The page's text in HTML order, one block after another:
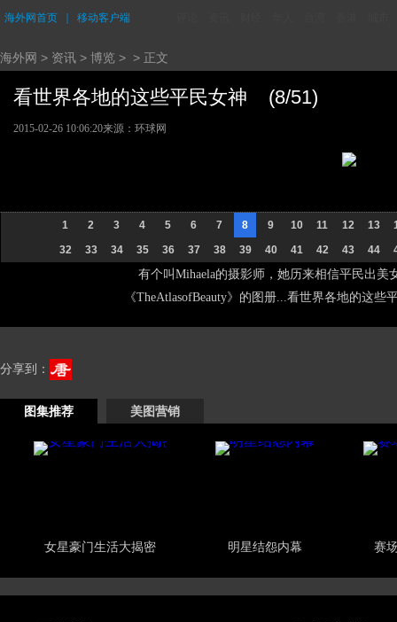
海外网首页 移动客户端
海外网 > 资讯 > 博览 > > 正文
看世界各地的这些平民女神 (8/51)
2015-02-26 10:06:20来源：环球网
1 2 3 4 5 6 7 8 9 10 11 12 13
32
33 34 35 36 37 38 39 40 41 42 43 44
有个叫Mihaela的摄影师，她历来相信平民出美
《TheAtlasofBeauty》的图册...看世界各地的这
分享到：
图集推荐 美图营销
女星豪门生活大揭密 明星结怨内幕 赛